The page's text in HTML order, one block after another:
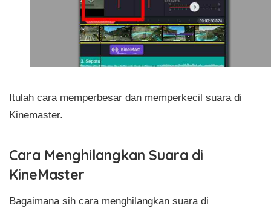
Itulah cara memperbesar dan memperkecil suara di
Kinemaster.
Cara Menghilangkan Suara di
KineMaster
Bagaimana sih cara menghilangkan suara di